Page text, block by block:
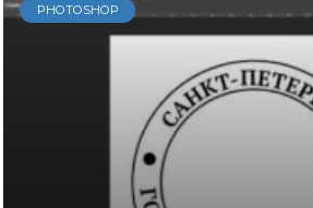
PHOTOSHOP